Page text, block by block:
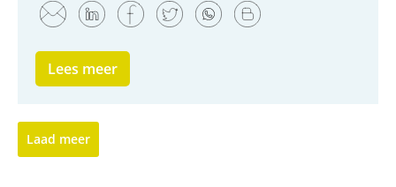
Lees meer
Laad meer